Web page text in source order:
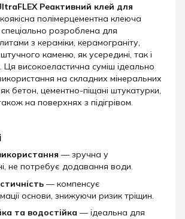
Реактивний клей для
полімерцементна клеюча
розроблена для
з кераміки, керамограніту,
каменю, як усередині, так і
Ця високоеластична суміш ідеально
на складних мінеральних
бетон, цементно-піщані штукатурки,
на поверхнях з підігрівом.
— зручна у
не потребує додавання води.
— компенсує
основи, знижуючи ризик тріщин.
та водостійка — ідеальна для